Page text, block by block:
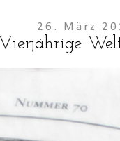
26. März
Vierjährige